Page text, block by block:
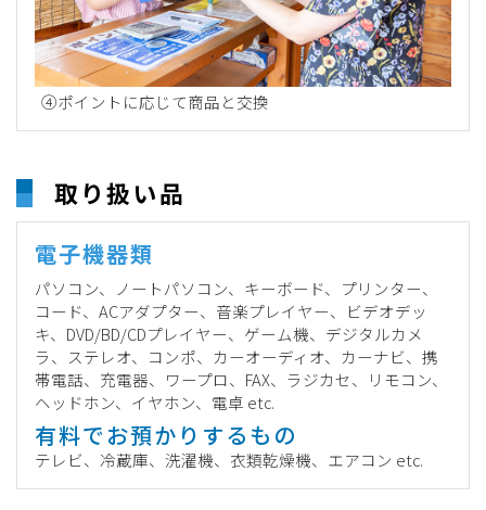
④ポイントに応じて商品と交換
取り扱い品
電子機器類
パソコン、ノートパソコン、キーボード、プリンター、
コード、ACアダプター、音楽プレイヤー、ビデオデッ
キ、DVD/BD/CDプレイヤー、ゲーム機、デジタルカメ
ラ、ステレオ、コンポ、カーオーディオ、カーナビ、携
帯電話、充電器、ワープロ、FAX、ラジカセ、リモコン、
ヘッドホン、イヤホン、電卓 etc.
有料でお預かりするもの
テレビ、冷蔵庫、洗濯機、衣類乾燥機、エアコン etc.